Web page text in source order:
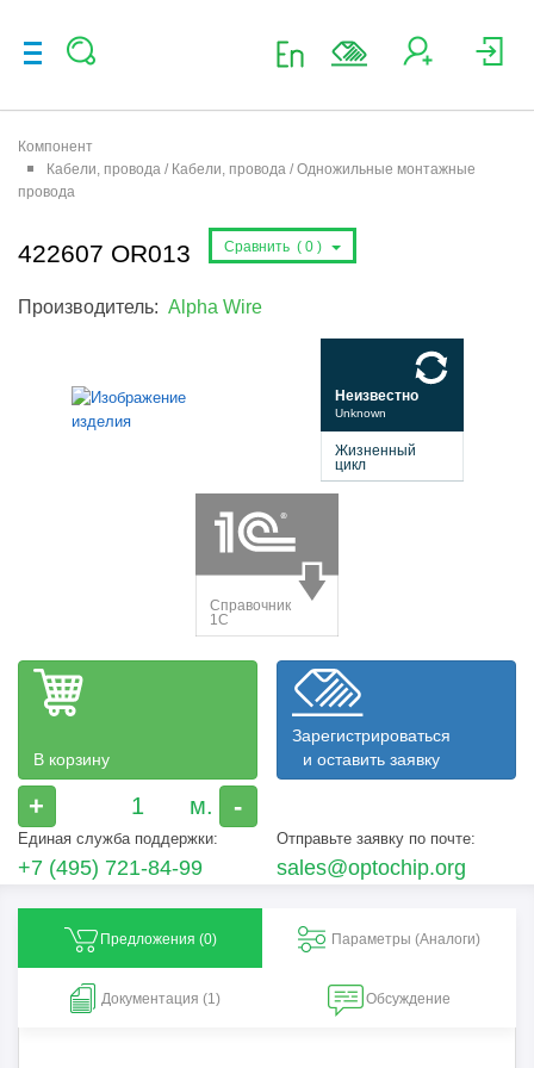
Компонент
Кабели, провода / Кабели, провода / Одножильные монтажные
провода
422607 OR013 Сравнить ( 0 )
Производитель: Alpha Wire
В корзину
+ -
Зарегистрироваться
и оставить заявку
Единая служба поддержки:
+7 (495) 721-84-99
Отправьте заявку по почте:
sales@optochip.org
Предложения (0) Параметры (Aналоги)
Документация (1) Обсуждение